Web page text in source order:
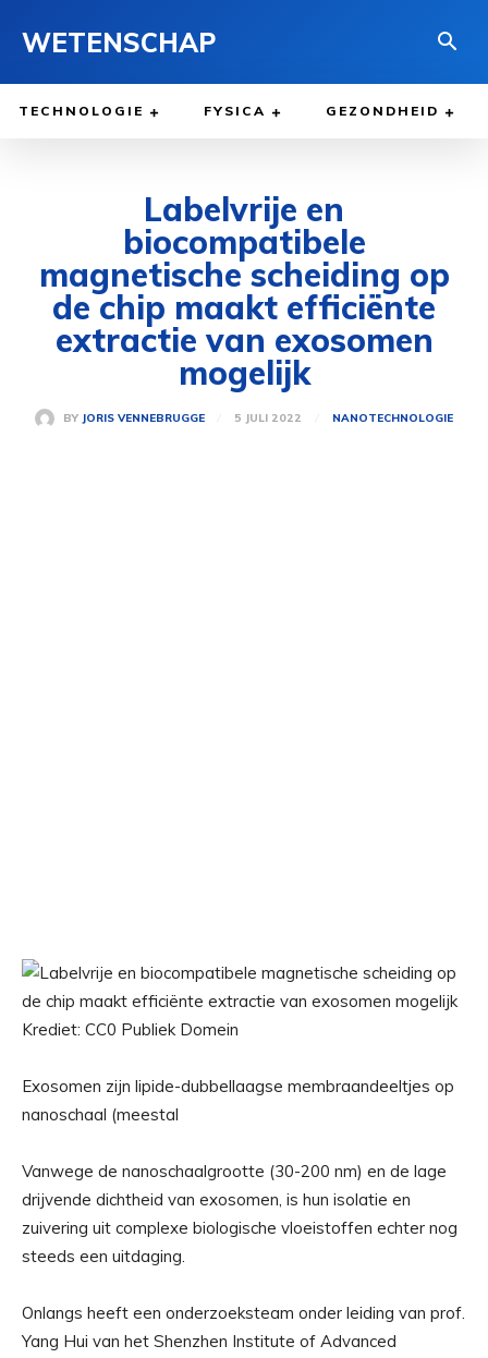
WETENSCHAP
TECHNOLOGIE FYSICA GEZONDHEID
Labelvrije en
biocompatibele
magnetische scheiding op
de chip maakt efficiënte
extractie van exosomen
mogelijk
BY JORIS VENNEBRUGGE 5 JULI 2022 NANOTECHNOLOGIE
Krediet: CC0 Publiek Domein
Exosomen zijn lipide-dubbellaagse membraandeeltjes op
nanoschaal (meestal
Vanwege de nanoschaalgrootte (30-200 nm) en de lage
drijvende dichtheid van exosomen, is hun isolatie en
zuivering uit complexe biologische vloeistoffen echter nog
steeds een uitdaging.
Onlangs heeft een onderzoeksteam onder leiding van prof.
Yang Hui van het Shenzhen Institute of Advanced